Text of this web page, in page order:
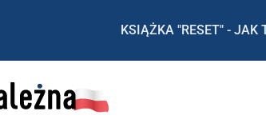
KSIĄŻKA "RESET" - JAK